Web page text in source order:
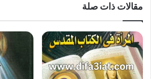
مقالات ذات صلة